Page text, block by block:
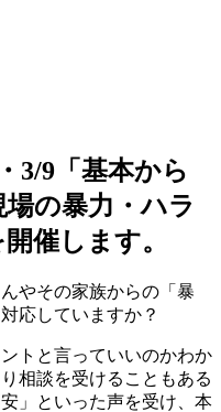
3/9「基本から
の暴力・ハラ
催します。
やその家族からの「暴
応していますか？
トと言っていいのかわか
相談を受けることもある
」といった声を受け、本